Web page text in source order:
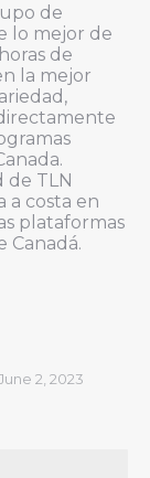
de
lo mejor de
de
la mejor
de TLN
a costa en
plataformas
Canadá.
2, 2023